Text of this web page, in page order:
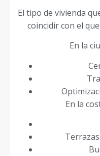
El tipo de vivienda
coincidir con el
En la
En la